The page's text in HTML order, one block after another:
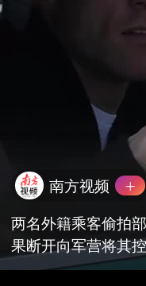
南方视频
两名外籍乘客偷拍
果断开向军营将其